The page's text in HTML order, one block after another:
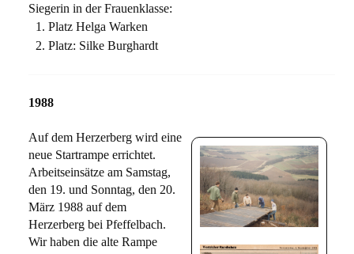
Siegerin in der Frauenklasse:
Platz Helga Warken
Platz: Silke Burghardt
1988
Auf dem Herzerberg wird eine
neue Startrampe errichtet.
Arbeitseinsätze am Samstag,
den 19. und Sonntag, den 20.
März 1988 auf dem
Herzerberg bei Pfeffelbach.
Wir haben die alte Rampe